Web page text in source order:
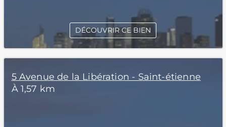
DÉCOUVRIR CE BIEN
5 Avenue de la Libération - Saint-étienne
À 1,57 km